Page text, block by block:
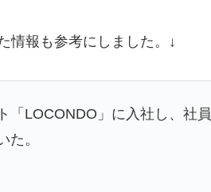
情報も参考にしました。↓
「LOCONDO」に入社し、社
た。